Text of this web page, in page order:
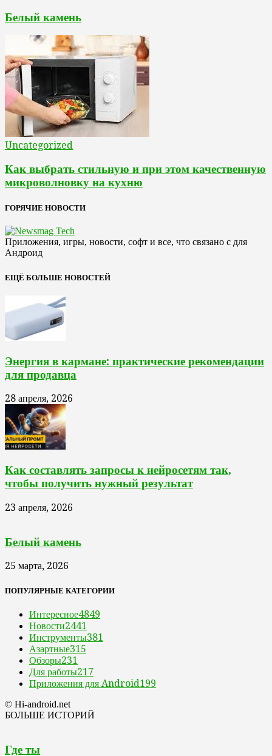
Белый камень
Uncategorized
Как выбрать стильную и при этом качественную
микроволновку на кухню
ГОРЯЧИЕ НОВОСТИ
Приложения, игры, новости, софт и все, что связано с для
Андроид
ЕЩЁ БОЛЬШЕ НОВОСТЕЙ
Энергия в кармане: практические рекомендации
для продавца
28 апреля, 2026
Как составлять запросы к нейросетям так,
чтобы получить нужный результат
23 апреля, 2026
Белый камень
25 марта, 2026
ПОПУЛЯРНЫЕ КАТЕГОРИИ
Интересное4849
Новости2441
Инструменты381
Азартные315
Обзоры231
Для работы217
Приложения для Android199
© Hi-android.net
БОЛЬШЕ ИСТОРИЙ
Где ты